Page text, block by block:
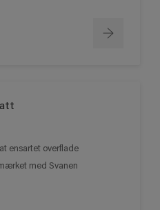
ensartet overflade
med Svanen